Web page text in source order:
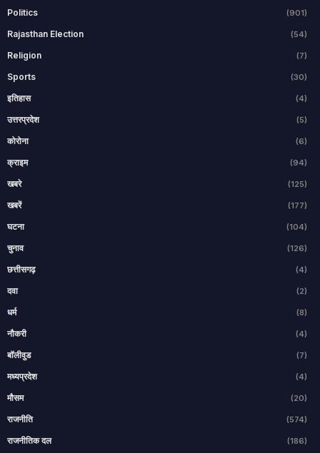
Politics (901)
Rajasthan Election (54)
Religion (7)
Sports (30)
इतिहास (4)
उत्तरप्रदेश (5)
कोरोना (6)
क्राइम (94)
खबरे (125)
खबरें (177)
घटना (104)
चुनाव (126)
छत्तीसगढ़ (4)
दवा (2)
धर्म (8)
नौकरी (4)
बॉलीवुड (7)
मध्यप्रदेश (4)
मौसम (20)
राजनीति (574)
राजनीतिक दल (186)